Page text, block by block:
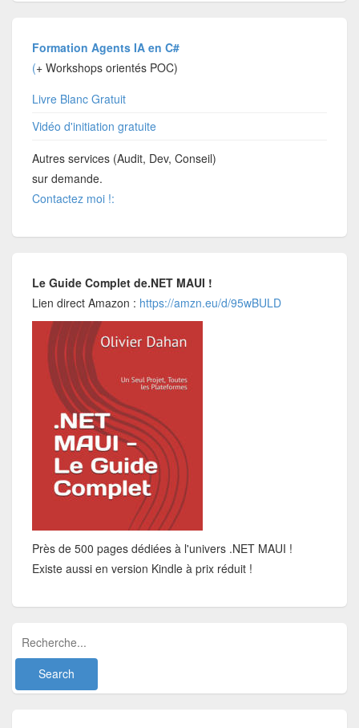
Formation Agents IA en C#
(+ Workshops orientés POC)
Livre Blanc Gratuit
Vidéo d'initiation gratuite
Autres services (Audit, Dev, Conseil)
sur demande.
Contactez moi !:
Le Guide Complet de.NET MAUI !
Lien direct Amazon : https://amzn.eu/d/95wBULD
Près de 500 pages dédiées à l'univers .NET MAUI !
Existe aussi en version Kindle à prix réduit !